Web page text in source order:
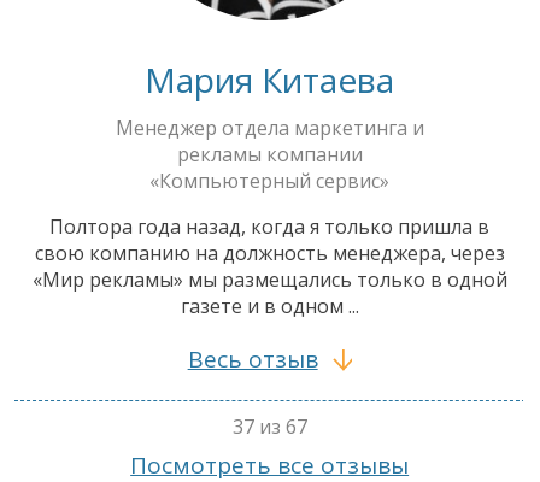
Мария Китаева
Менеджер отдела маркетинга и
рекламы компании
«Компьютерный сервис»
Полтора года назад, когда я только пришла в
свою компанию на должность менеджера, через
«Мир рекламы» мы размещались только в одной
газете и в одном ...
Весь отзыв
37 из 67
Посмотреть все отзывы